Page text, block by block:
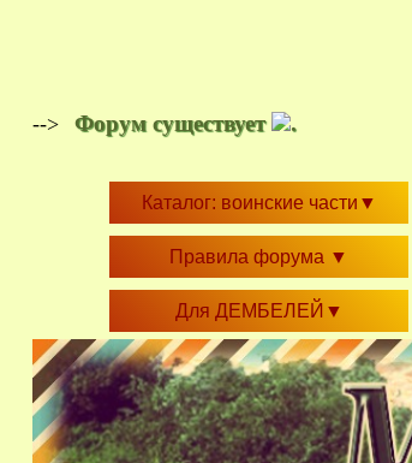
--> Форум существует .
Каталог: воинские части ▼
Правила форума ▼
Для ДЕМБЕЛЕЙ ▼